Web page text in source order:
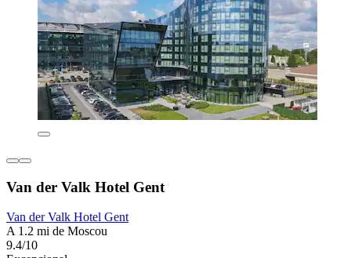
Van der Valk Hotel Gent
Van der Valk Hotel Gent
A 1.2 mi de Moscou
9.4/10